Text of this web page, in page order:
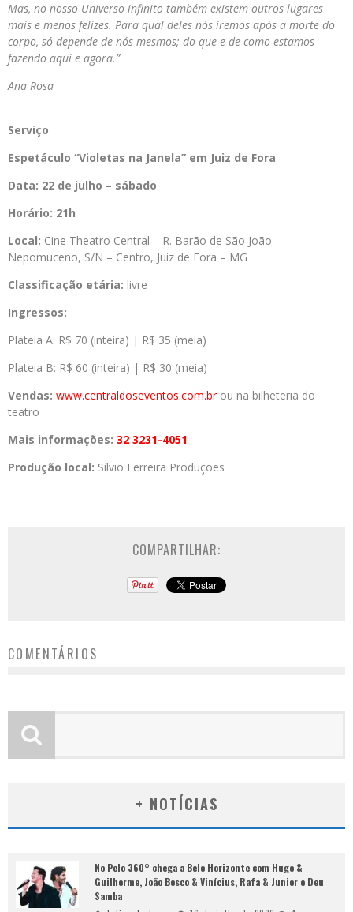
Mas, no nosso Universo infinito também existem outros lugares
mais e menos felizes. Para qual deles nós iremos após a morte do
corpo, só depende de nós mesmos; do que e de como estamos
fazendo aqui e agora.”
Ana Rosa
Serviço
Espetáculo “Violetas na Janela” em Juiz de Fora
Data: 22 de julho – sábado
Horário: 21h
Local: Cine Theatro Central – R. Barão de São João
Nepomuceno, S/N – Centro, Juiz de Fora – MG
Classificação etária: livre
Ingressos:
Plateia A: R$ 70 (inteira) | R$ 35 (meia)
Plateia B: R$ 60 (inteira) | R$ 30 (meia)
Vendas: www.centraldoseventos.com.br ou na bilheteria do
teatro
Mais informações: 32 3231-4051
Produção local: Sílvio Ferreira Produções
COMPARTILHAR:
COMENTÁRIOS
+ NOTÍCIAS
No Pelo 360° chega a Belo Horizonte com Hugo &
Guilherme, João Bosco & Vinícius, Rafa & Junior e Deu
Samba